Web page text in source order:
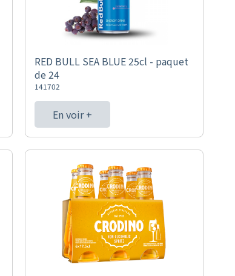
RED BULL SEA BLUE 25cl - paquet
de 24
141702
En voir +